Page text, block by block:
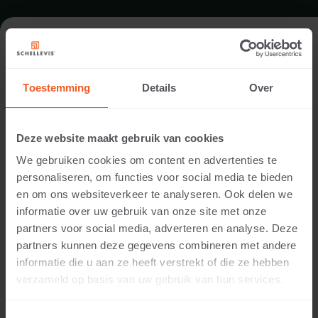
Toestemming Details Over
Deze website maakt gebruik van cookies
We gebruiken cookies om content en advertenties te
personaliseren, om functies voor social media te bieden
en om ons websiteverkeer te analyseren. Ook delen we
informatie over uw gebruik van onze site met onze
partners voor social media, adverteren en analyse. Deze
partners kunnen deze gegevens combineren met andere
informatie die u aan ze heeft verstrekt of die ze hebben
verzameld op basis van uw gebruik van hun services.
TUIN IN BEEK-UBBERGEN
Architect:
Locatie:
Beek-Ubbergen
Toepassing:
Tuin
Fotografie:
Cees Rijnen
Producten:
Grootformaat tegel 240x120x12 Grijs
Grootformaat tegel 120x120x12 Grijs